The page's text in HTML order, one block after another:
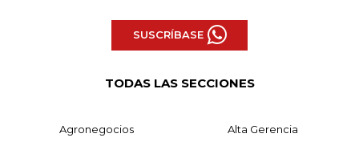
SUSCRÍBASE
TODAS LAS SECCIONES
Agronegocios Alta Gerencia